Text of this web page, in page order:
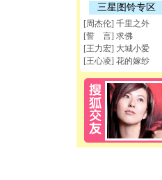
三星图铃专区
[周杰伦] 千里之外
[誓 言] 求佛
[王力宏] 大城小爱
[王心凌] 花的嫁纱